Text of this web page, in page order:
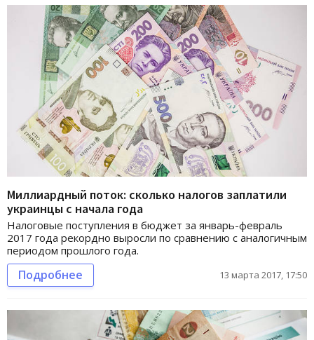
Миллиардный поток: сколько налогов заплатили
украинцы с начала года
Налоговые поступления в бюджет за январь-февраль
2017 года рекордно выросли по сравнению с аналогичным
периодом прошлого года.
Подробнее 13 марта 2017, 17:50